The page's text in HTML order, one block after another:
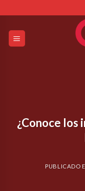
to
content
¿Conoce los
PUBLICADO